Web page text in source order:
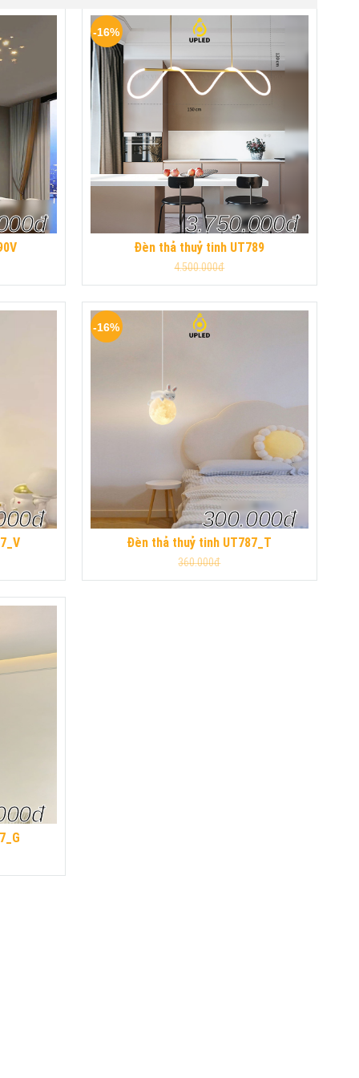
Đèn thả thuỷ tinh UT789
3.750.000đ
4.500.000đ
-16%
Đèn thả thuỷ tinh UT787_T
300.000đ
360.000đ
-16%